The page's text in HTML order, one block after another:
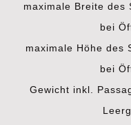
maximale Breite des
bei
maximale Höhe des
bei
Gewicht inkl.